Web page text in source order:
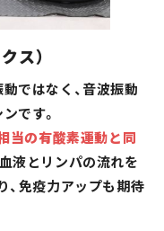
ス）
ではなく、音波振動
です。
当の有酸素運動と同
液とリンパの流れを
、免疫力アップも期待